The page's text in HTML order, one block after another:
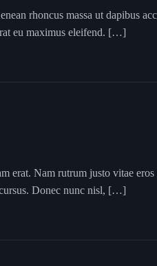
rhoncus massa ut dapibus
eu maximus eleifend. […]
erat. Nam rutrum justo vitae
cursus. Donec nunc nisl, […]